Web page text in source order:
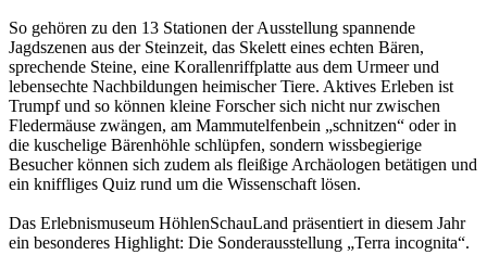
So gehören zu den 13 Stationen der Ausstellung spannende
Jagdszenen aus der Steinzeit, das Skelett eines echten Bären,
sprechende Steine, eine Korallenriffplatte aus dem Urmeer und
lebensechte Nachbildungen heimischer Tiere. Aktives Erleben ist
Trumpf und so können kleine Forscher sich nicht nur zwischen
Fledermäuse zwängen, am Mammutelfenbein „schnitzen“ oder in
die kuschelige Bärenhöhle schlüpfen, sondern wissbegierige
Besucher können sich zudem als fleißige Archäologen betätigen und
ein kniffliges Quiz rund um die Wissenschaft lösen.
Das Erlebnismuseum HöhlenSchauLand präsentiert in diesem Jahr
ein besonderes Highlight: Die Sonderausstellung „Terra incognita“.